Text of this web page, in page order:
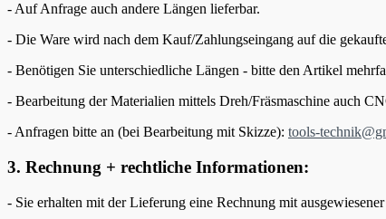
- Auf Anfrage auch andere Längen lieferbar.
- Die Ware wird nach dem Kauf/Zahlungseingang auf die
- Benötigen Sie unterschiedliche Längen - bitte den Artikel
- Bearbeitung der Materialien mittels Dreh/Fräsmaschine auch
- Anfragen bitte an (bei Bearbeitung mit Skizze): tools-
3. Rechnung + rechtliche Informationen:
- Sie erhalten mit der Lieferung eine Rechnung mit